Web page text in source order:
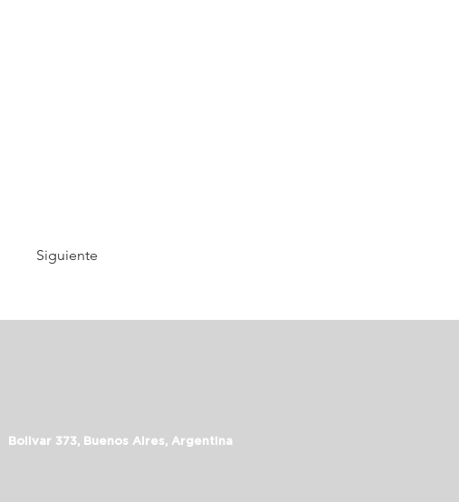
Siguiente
Bolivar 373, Buenos Aires, Argentina